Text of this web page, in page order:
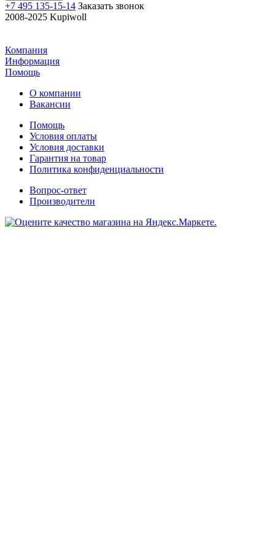
+7 495 135-15-14 Заказать звонок
2008-2025 Kupiwoll
Компания
Информация
Помощь
О компании
Вакансии
Помощь
Условия оплаты
Условия доставки
Гарантия на товар
Политика конфиденциальности
Вопрос-ответ
Производители